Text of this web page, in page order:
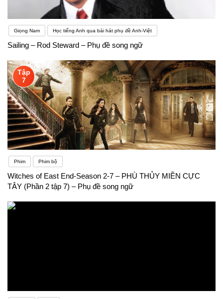
Giọng Nam Học tiếng Anh qua bài hát phụ đề Anh-Việt
Sailing – Rod Steward – Phụ đề song ngữ
Tập
7
Phim Phim bộ
Witches of East End-Season 2-7 – PHÙ THỦY MIỀN CỰC
TÂY (Phần 2 tập 7) – Phụ đề song ngữ